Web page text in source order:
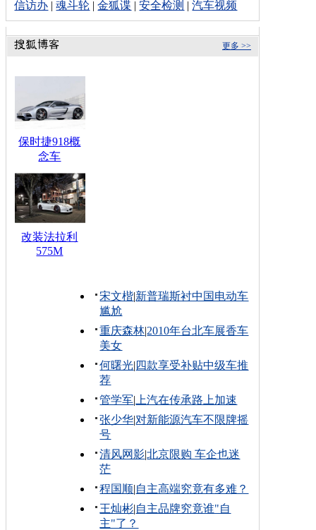
信访办 |魂斗轮 |金狐谍 |安全检测 |汽车视频
更多 >>
保时捷918概
念车
改装法拉利
575M
宋文楷|新普瑞斯衬中国电动车
尴尬
重庆森林|2010年台北车展香车
美女
何曙光| 四款享受补贴中级车推
荐
管学军| 上汽在传承路上加速
张少华|对新能源汽车不限牌摇
号
清风网影|北京限购 车企也迷
茫
程国顺|自主高端究竟有多难？
王灿彬|自主品牌究竟谁"自
主"了？